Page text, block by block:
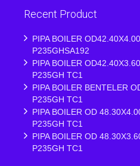
Recent Product
PIPA BOILER
P235GHSA192
PIPA BOILER
P235GH TC1
PIPA BOILER BENTELER
P235GH TC1
PIPA BOILER OD
P235GH TC1
PIPA BOILER OD
P235GH TC1